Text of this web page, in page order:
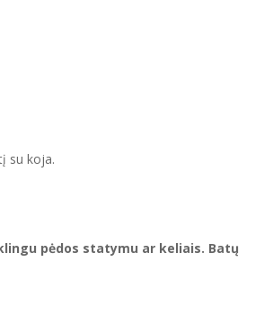
su koja.
pėdos statymu ar keliais. Batų